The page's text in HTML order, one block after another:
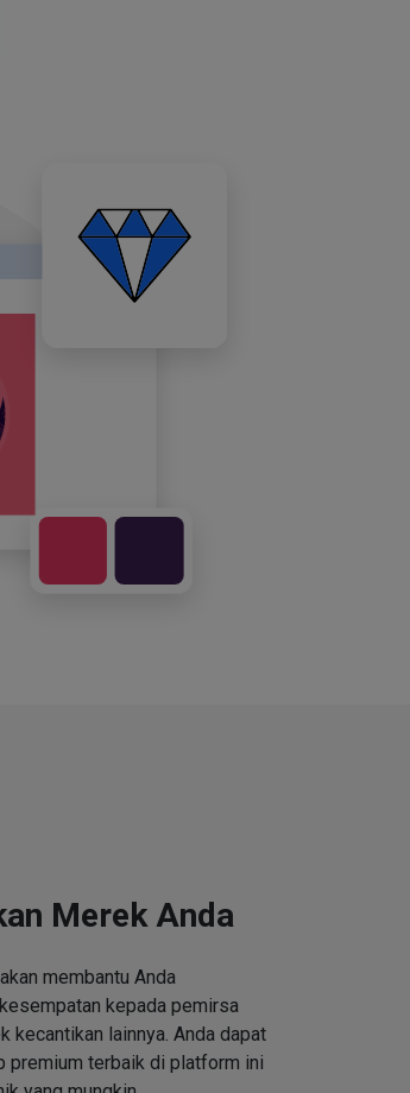
Merek Anda
membantu Anda
kepada pemirsa
kecantikan lainnya. Anda dapat
premium terbaik di platform ini